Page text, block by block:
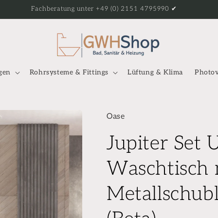
Fachberatung unter +49 (0) 2151 4795990 ✔
Rohrsysteme & Fittings Lüftung & Klima
Oase
Jupiter Set